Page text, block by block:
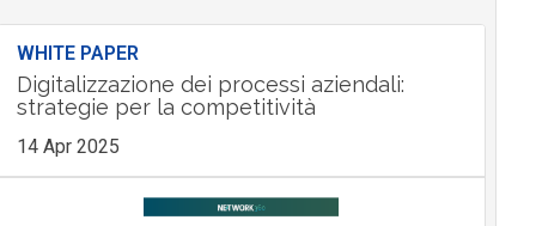
WHITE PAPER
Digitalizzazione dei processi aziendali:
strategie per la competitività
14 Apr 2025